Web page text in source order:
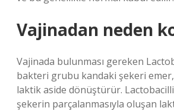
Vajinadan neden
Vajinada bulunması gereken
bakteri grubu kandaki şekeri
laktik aside dönüştürür.
şekerin parçalanmasıyla oluşan